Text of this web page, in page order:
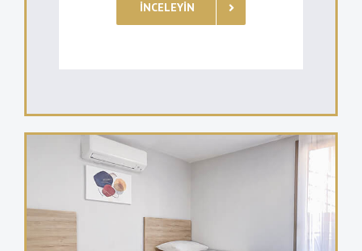
İNCELEYIN